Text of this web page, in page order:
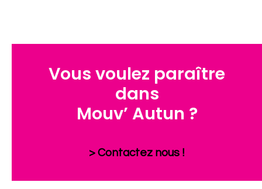
Vous voulez paraître
dans
Mouv’ Autun ?
> Contactez nous !